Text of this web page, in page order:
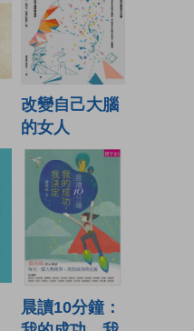
改變自己大腦
的女人
晨讀10分鐘：